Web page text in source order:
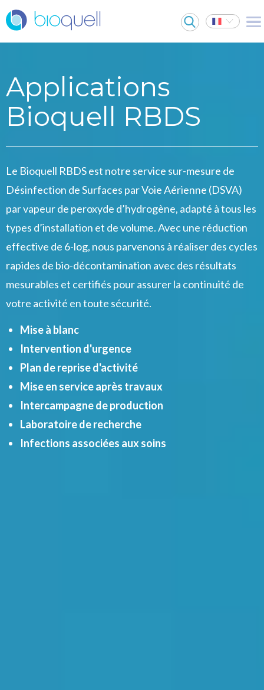
Applications
Bioquell RBDS
Le Bioquell RBDS est notre service sur-mesure de
Désinfection de Surfaces par Voie Aérienne (DSVA)
par vapeur de peroxyde d’hydrogène, adapté à tous les
types d’installation et de volume. Avec une réduction
effective de 6-log, nous parvenons à réaliser des cycles
rapides de bio-décontamination avec des résultats
mesurables et certifiés pour assurer la continuité de
votre activité en toute sécurité.
Mise à blanc
Intervention d'urgence
Plan de reprise d'activité
Mise en service après travaux
Intercampagne de production
Laboratoire de recherche
Infections associées aux soins